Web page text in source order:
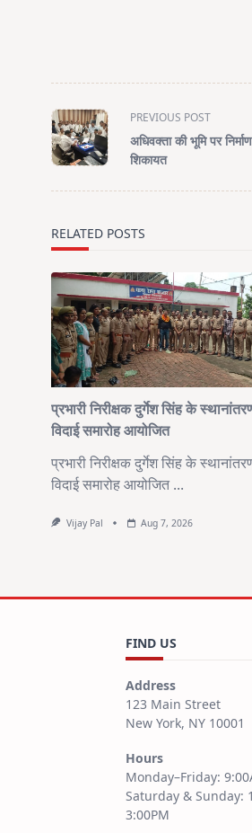
<span
class="nav-
subtitle
PREVIOUS POST
अधिवक्ता की भूमि पर
शिकायत
RELATED POSTS
प्रभारी निरीक्षक दुर्गेश सिंह के
विदाई समारोह आयोजित
प्रभारी निरीक्षक दुर्गेश सिंह के
विदाई समारोह आयोजित ...
Vijay Pal Aug 7, 2026
FIND US
Address
123 Main Street
New York, NY 10001
Hours
Monday–Friday:
Saturday & Sunday:
3:00PM